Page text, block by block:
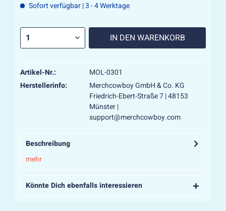
Sofort verfügbar | 3 - 4 Werktage
IN DEN WARENKORB
Artikel-Nr.:
MOL-0301
Herstellerinfo:
Merchcowboy GmbH & Co. KG
Friedrich-Ebert-Straße 7 | 48153
Münster |
support@merchcowboy.com
Beschreibung
mehr
Könnte Dich ebenfalls interessieren